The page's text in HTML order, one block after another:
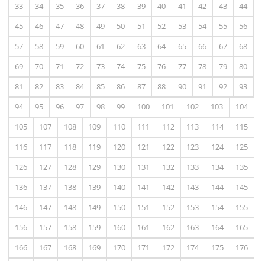
33
34 35 36 37 38 39 40 41 42 43
44
45
46 47 48 49 50 51 52 53 54 55
56
57
58 59 60 61 62 63 64 65 66 67
68
69
70 71 72 73 74 75 76 77 78 79
80
81
82 83 84 85 86 87 88 90 91 92
93
94
95 96 97 98 99 100 101 102 103
104
105
107 108 109 110 111 112 113 114
115
116
117 118 119 120 121 122 123 124
125
126
127 128 129 130 131 132 133 134
135
136
137 138 139 140 141 142 143 144
145
146
147 148 149 150 151 152 153 154
155
156
157 158 159 160 161 162 163 164
165
166
167 168 169 170 171 172 174 175
176